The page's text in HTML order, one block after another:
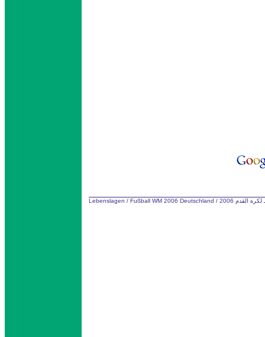
Lebenslagen / Fußball WM 2006 Deutschland / القدم 2006